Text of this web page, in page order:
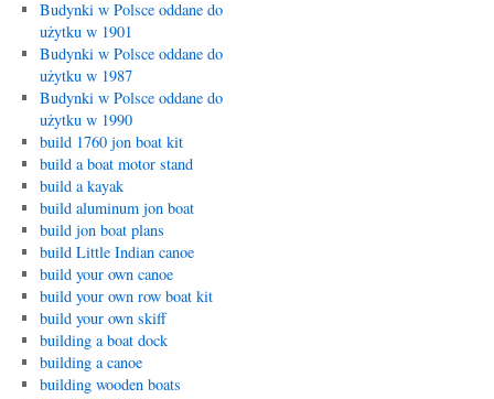
Budynki w Polsce oddane do
użytku w 1901
Budynki w Polsce oddane do
użytku w 1987
Budynki w Polsce oddane do
użytku w 1990
build 1760 jon boat kit
build a boat motor stand
build a kayak
build aluminum jon boat
build jon boat plans
build Little Indian canoe
build your own canoe
build your own row boat kit
build your own skiff
building a boat dock
building a canoe
building wooden boats